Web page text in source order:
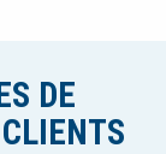
DE